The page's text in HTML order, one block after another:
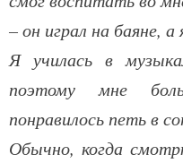
– он играл на баяне, а
Я училась в
поэтому мне
понравилось петь в
Обычно, когда